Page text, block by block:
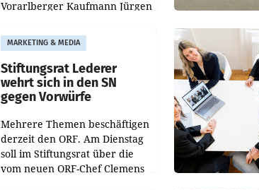
Vorarlberger Kaufmann Jürgen
freigegeben: Die
Bundeswettbewerbsbehörde
und der Bundeskartellanwalt
MARKETING & MEDIA
Stiftungsrat Lederer
wehrt sich in den SN
gegen Vorwürfe
Mehrere Themen beschäftigen
derzeit den ORF. Am Dienstag
soll im Stiftungsrat über die
vom neuen ORF-Chef Clemens